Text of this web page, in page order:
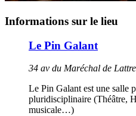
Informations sur le lieu
Le Pin Galant
34 av du Maréchal de
Le Pin Galant est une salle
pluridisciplinaire (Théâtre,
musicale…)